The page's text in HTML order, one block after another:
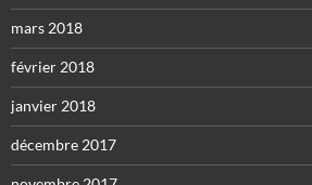
mars 2018
février 2018
janvier 2018
décembre 2017